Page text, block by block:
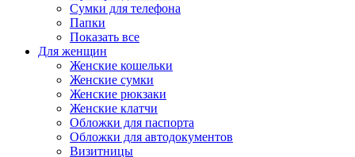
Сумки для телефона
Папки
Показать все
Для женщин
Женские кошельки
Женские сумки
Женские рюкзаки
Женские клатчи
Обложки для паспорта
Обложки для автодокументов
Визитницы